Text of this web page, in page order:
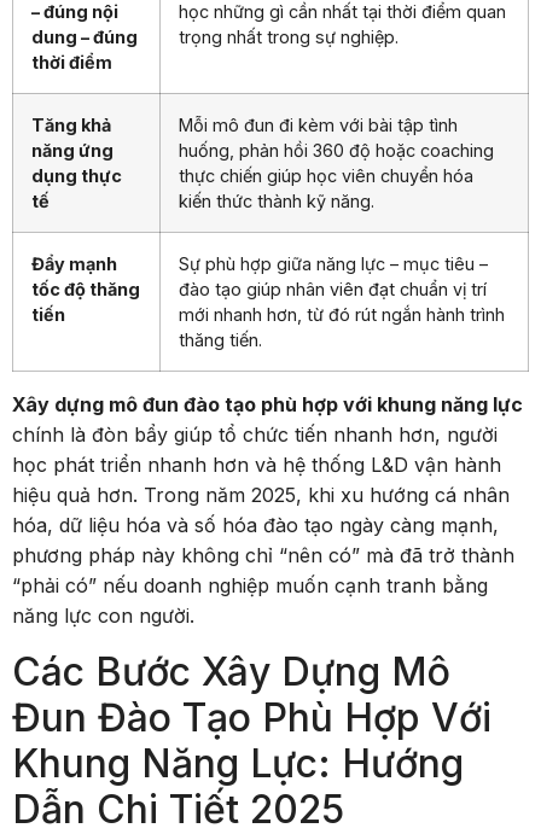
– đúng nội
dung – đúng
thời điểm
học những gì cần nhất tại thời điểm quan
trọng nhất trong sự nghiệp.
Tăng khả
năng ứng
dụng thực
tế
Mỗi mô đun đi kèm với bài tập tình
huống, phản hồi 360 độ hoặc coaching
thực chiến giúp học viên chuyển hóa
kiến thức thành kỹ năng.
Đẩy mạnh
tốc độ thăng
tiến
Sự phù hợp giữa năng lực – mục tiêu –
đào tạo giúp nhân viên đạt chuẩn vị trí
mới nhanh hơn, từ đó rút ngắn hành trình
thăng tiến.
Xây dựng mô đun đào tạo phù hợp với khung năng lực
chính là đòn bẩy giúp tổ chức tiến nhanh hơn, người
học phát triển nhanh hơn và hệ thống L&D vận hành
hiệu quả hơn. Trong năm 2025, khi xu hướng cá nhân
hóa, dữ liệu hóa và số hóa đào tạo ngày càng mạnh,
phương pháp này không chỉ “nên có” mà đã trở thành
“phải có” nếu doanh nghiệp muốn cạnh tranh bằng
năng lực con người.
Các Bước Xây Dựng Mô
Đun Đào Tạo Phù Hợp Với
Khung Năng Lực: Hướng
Dẫn Chi Tiết 2025